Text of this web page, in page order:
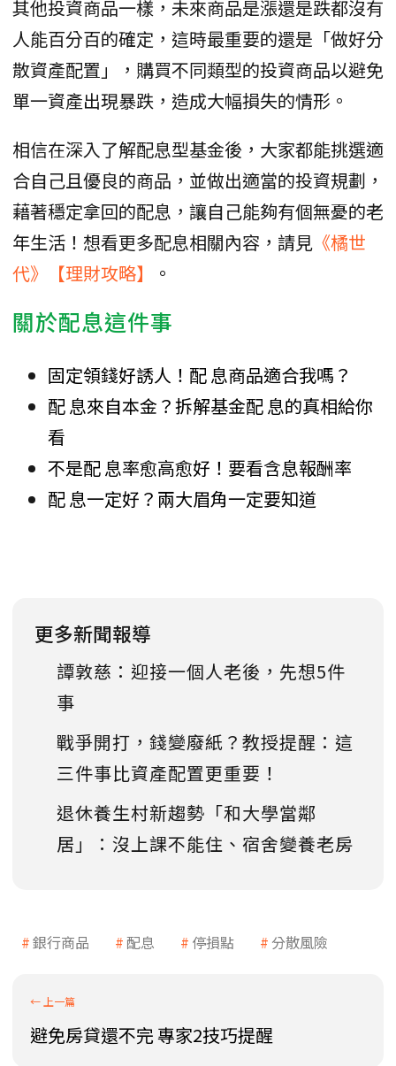
其他投資商品一樣，未來商品是漲還是跌都沒有
人能百分百的確定，這時最重要的還是「做好分
散資產配置」，購買不同類型的投資商品以避免
單一資產出現暴跌，造成大幅損失的情形。
相信在深入了解配息型基金後，大家都能挑選適
合自己且優良的商品，並做出適當的投資規劃，
藉著穩定拿回的配息，讓自己能夠有個無憂的老
年生活！想看更多配息相關內容，請見 《橘世
代》【理財攻略】
。
關於配息這件事
固定領錢好誘人！配 息商品適合我嗎？
配 息來自本金？拆解基金配 息的真相給你
看
不是配 息率愈高愈好！要看含息報酬率
配 息一定好？兩大眉角一定要知道
更多新聞報導
譚敦慈：迎接一個人老後，先想5件
事
戰爭開打，錢變廢紙？教授提醒：這
三件事比資產配置更重要！
退休養生村新趨勢「和大學當鄰
居」：沒上課不能住、宿舍變養老房
銀行商品 配息 停損點 分散風險
避免房貸還不完 專家2技巧提醒